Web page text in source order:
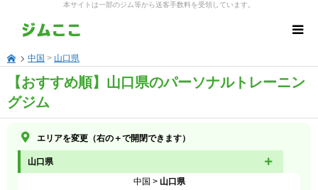
本サイトは一部のジム等から送客手数料を受領しています。
中国 > 山口県
【おすすめ順】山口県のパーソナルトレーニン
グジム
エリアを変更（右の＋で開閉できます）
山口県
中国 > 山口県